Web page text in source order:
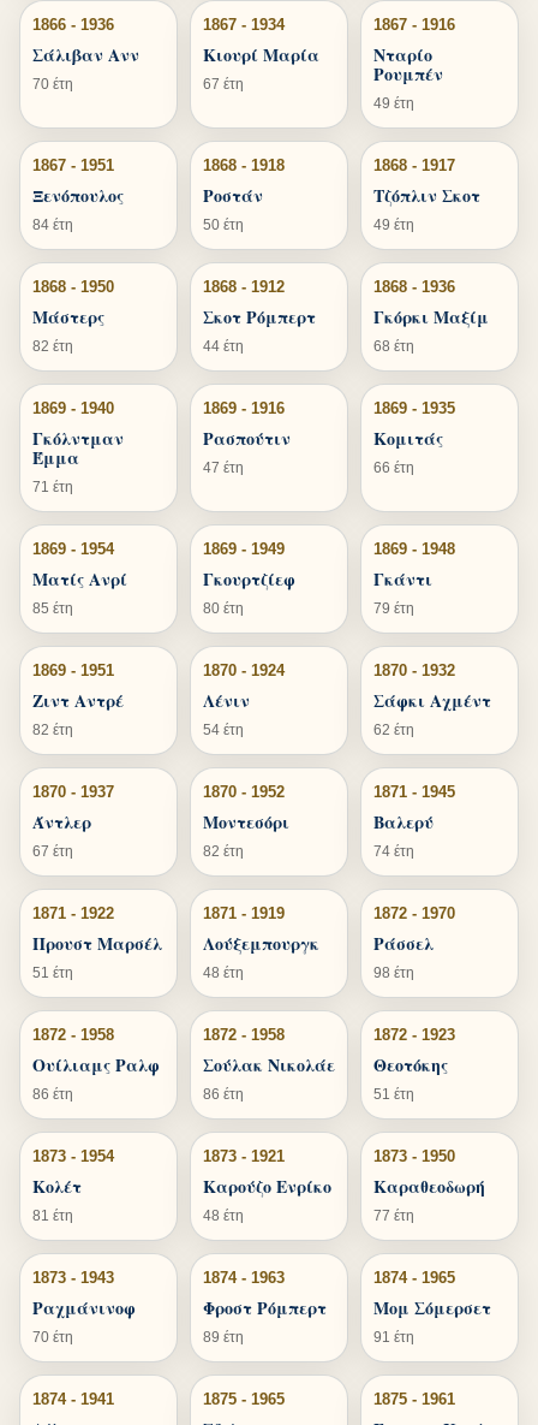
1866 - 1936
Σάλιβαν Ανν
70 έτη
1867 - 1934
Κιουρί Μαρία
67 έτη
1867 - 1916
Νταρίο
Ρουμπέν
49 έτη
1867 - 1951
Ξενόπουλος
84 έτη
1868 - 1918
Ροστάν
50 έτη
1868 - 1917
Τζόπλιν Σκοτ
49 έτη
1868 - 1950
Μάστερς
82 έτη
1868 - 1912
Σκοτ Ρόμπερτ
44 έτη
1868 - 1936
Γκόρκι Μαξίμ
68 έτη
1869 - 1940
Γκόλντμαν
Έμμα
71 έτη
1869 - 1916
Ρασπούτιν
47 έτη
1869 - 1935
Κομιτάς
66 έτη
1869 - 1954
Ματίς Ανρί
85 έτη
1869 - 1949
Γκουρτζίεφ
80 έτη
1869 - 1948
Γκάντι
79 έτη
1869 - 1951
Ζιντ Αντρέ
82 έτη
1870 - 1924
Λένιν
54 έτη
1870 - 1932
Σάφκι Αχμέντ
62 έτη
1870 - 1937
Άντλερ
67 έτη
1870 - 1952
Μοντεσόρι
82 έτη
1871 - 1945
Βαλερύ
74 έτη
1871 - 1922
Προυστ Μαρσέλ
51 έτη
1871 - 1919
Λούξεμπουργκ
48 έτη
1872 - 1970
Ράσσελ
98 έτη
1872 - 1958
Ουίλιαμς Ραλφ
86 έτη
1872 - 1958
Σούλακ Νικολάε
86 έτη
1872 - 1923
Θεοτόκης
51 έτη
1873 - 1954
Κολέτ
81 έτη
1873 - 1921
Καρούζο Ενρίκο
48 έτη
1873 - 1950
Καραθεοδωρή
77 έτη
1873 - 1943
Ραχμάνινοφ
70 έτη
1874 - 1963
Φροστ Ρόμπερτ
89 έτη
1874 - 1965
Μομ Σόμερσετ
91 έτη
1874 - 1941 1875 - 1965 1875 - 1961